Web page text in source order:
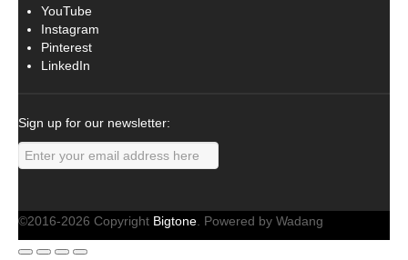
YouTube
Instagram
Pinterest
LinkedIn
Sign up for our newsletter:
©2016-2026 Copyright Bigtone. Powered by Wadang